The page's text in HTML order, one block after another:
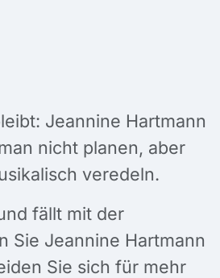
Jeannine Hartmann
nicht planen, aber
veredeln.
fällt mit der
Sie Jeannine Hartmann
Sie sich für mehr